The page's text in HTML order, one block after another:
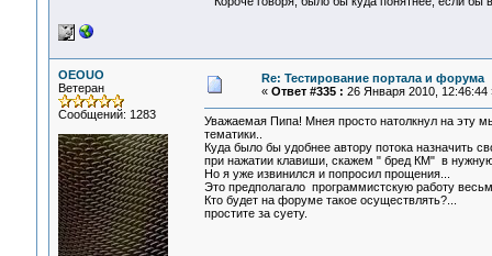
OEOUO
Ветеран
Сообщений: 1283
Re: Тестирование портала и форума
« Ответ #335 : 26 Января 2010, 12:46:44
Уважаемая Пипа! Мнея просто натолкнул на эту
тематики..
Куда было бы удобнее автору потока назначить
при нажатии клавиши, скажем " бред КМ" в
Но я уже извинился и попросил прощения...
Это предполагало программистскую работу
Кто будет на форуме такое осуществлять?...
простите за суету.